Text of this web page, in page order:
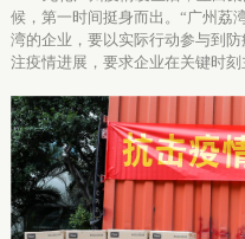
候，第一时间挺身而出。 “广州荔
湾的企业，要以实际行动参与到
注疫情进展，要求企业在关键时刻